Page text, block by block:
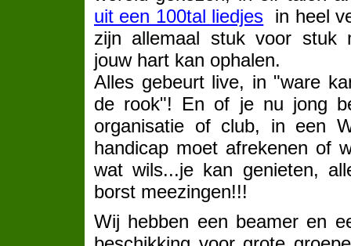
uit een 100tal liedjes in heel
zijn allemaal stuk voor stuk
jouw hart kan ophalen.
Alles gebeurt live, in "ware
de rook"! En of je nu jong
organisatie of club, in een
handicap moet afrekenen of
wat wils...je kan genieten,
borst meezingen!!!
Wij hebben een beamer en